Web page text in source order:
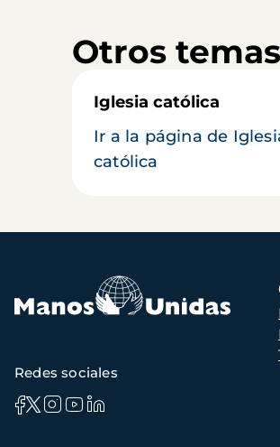
Otros
Iglesia católica
Ir a la página de
católica
Redes sociales